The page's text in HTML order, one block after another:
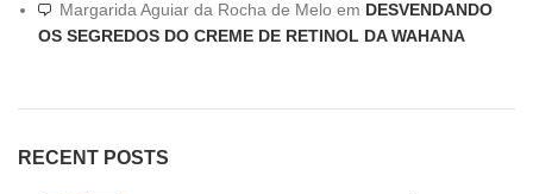
Margarida Aguiar da Rocha de Melo em DESVENDANDO
OS SEGREDOS DO CREME DE RETINOL DA WAHANA
RECENT POSTS